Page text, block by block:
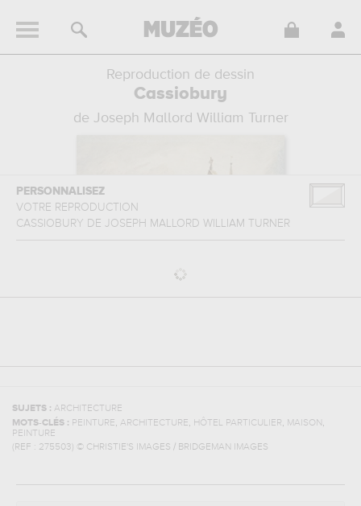
Reproduction de dessin
Cassiobury
de Joseph Mallord William Turner
PERSONNALISEZ
VOTRE REPRODUCTION
CASSIOBURY DE JOSEPH MALLORD WILLIAM TURNER
SUJETS : ARCHITECTURE
MOTS-CLÉS : PEINTURE, ARCHITECTURE, HÔTEL PARTICULIER, MAISON ,
PEINTURE
(REF : 275503) © CHRISTIE'S IMAGES / BRIDGEMAN IMAGES